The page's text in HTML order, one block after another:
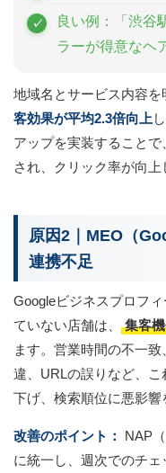
良い例：「渋谷
ラーが得意なヘ
地域名とサービス内容を
客効果が平均2.3倍向上
アップを実装すること
され、クリック率が向上
原因2｜MEO（
連携不足
Googleビジネスプロフ
ていない店舗は、
集客
ます。営業時間の不一
違、URLの誤りなど、
下げ、検索順位に悪影響
改善のポイント： NAP
に統一し、週次でのチ